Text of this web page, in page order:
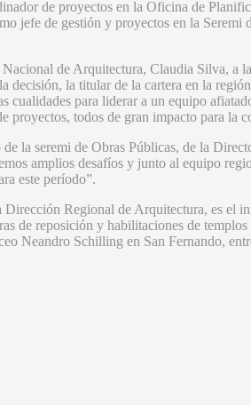
de proyectos en la Oficina de
jefe de gestión y proyectos en la Seremi
de Arquitectura, Claudia Silva, a
la titular de la cartera en la región
cualidades para liderar a un equipo
proyectos, todos de gran impacto para la
la seremi de Obras Públicas, de la
amplios desafíos y junto al equipo
este período”.
Dirección Regional de Arquitectura, es el
de reposición y habilitaciones de templos
Neandro Schilling en San Fernando,